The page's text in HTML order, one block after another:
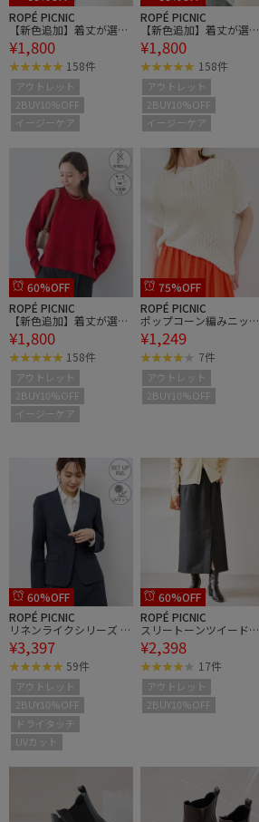
ROPÉ PICNIC
【新色追加】着丈が選べ
るクルーネックサイドス
リットニットプルオーバ
ー/イージーケア
¥1,800
158件
アウトレット
2BUY10%OFF
イージーケア
ROPÉ PICNIC
【新色追加】着丈が選べ
るクルーネックサイドス
リットニットプルオーバ
ー/イージーケア
¥1,800
158件
アウトレット
2BUY10%OFF
イージーケア
60%OFF
ROPÉ PICNIC
【新色追加】着丈が選べ
るクルーネックサイドス
リットニットプルオーバ
ー/イージーケア
¥1,800
158件
アウトレット
2BUY10%OFF
イージーケア
75%OFF
ROPÉ PICNIC
ポップコーン編みニット
ベスト
¥1,249
7件
アウトレット
2BUY10%OFF
60%OFF
ROPÉ PICNIC
リネンライクシリーズ ド
ライタッチノーラペルジ
ャケット/UVカット
¥3,397
59件
アウトレット
2BUY10%OFF
ドライタッチ
UVカット
60%OFF
ROPÉ PICNIC
スリートーンツイードス
カート/セットアップ対
応
¥2,398
17件
アウトレット
2BUY10%OFF